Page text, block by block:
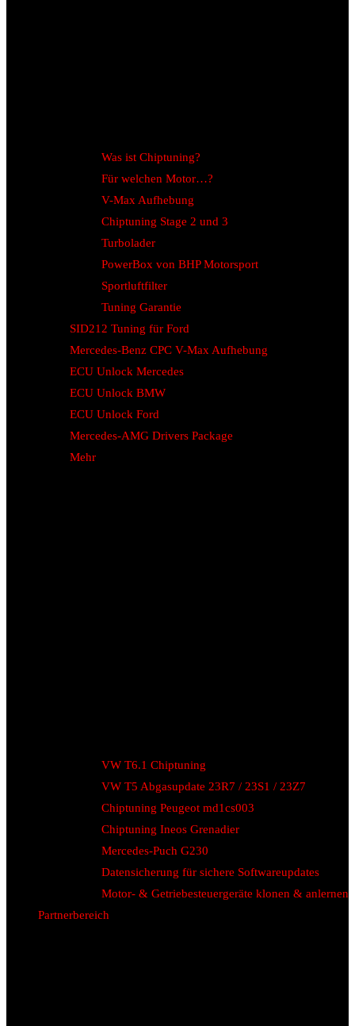
Was ist Chiptuning?
Für welchen Motor…?
V-Max Aufhebung
Chiptuning Stage 2 und 3
Turbolader
PowerBox von BHP Motorsport
Sportluftfilter
Tuning Garantie
SID212 Tuning für Ford
Mercedes-Benz CPC V-Max Aufhebung
ECU Unlock Mercedes
ECU Unlock BMW
ECU Unlock Ford
Mercedes-AMG Drivers Package
Mehr
VW T6.1 Chiptuning
VW T5 Abgasupdate 23R7 / 23S1 / 23Z7
Chiptuning Peugeot md1cs003
Chiptuning Ineos Grenadier
Mercedes-Puch G230
Datensicherung für sichere Softwareupdates
Motor- & Getriebesteuergeräte klonen & anlernen
Partnerbereich